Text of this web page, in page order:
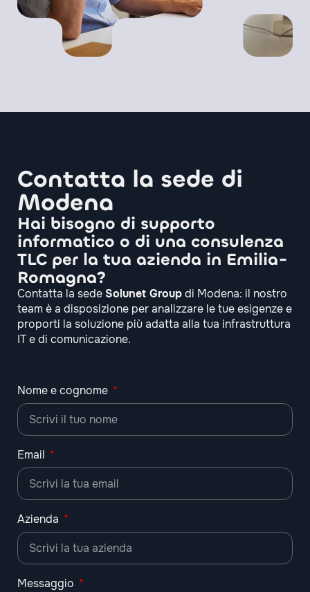
Contatta la sede di
Modena
Hai bisogno di supporto
informatico o di una consulenza
TLC per la tua azienda in Emilia-
Romagna?
Contatta la sedeSolunet Groupdi Modena: il nostro
team è a disposizione per analizzare le tue esigenze e
proporti la soluzione più adatta alla tua infrastruttura
IT e di comunicazione.
Nome e cognome
Email
Azienda
Messaggio